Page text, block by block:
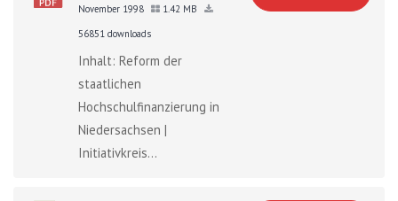
November 1998
1.42 MB
56851 downloads
Inhalt: Reform der
staatlichen
Hochschulfinanzierung in
Niedersachsen |
Initiativkreis...